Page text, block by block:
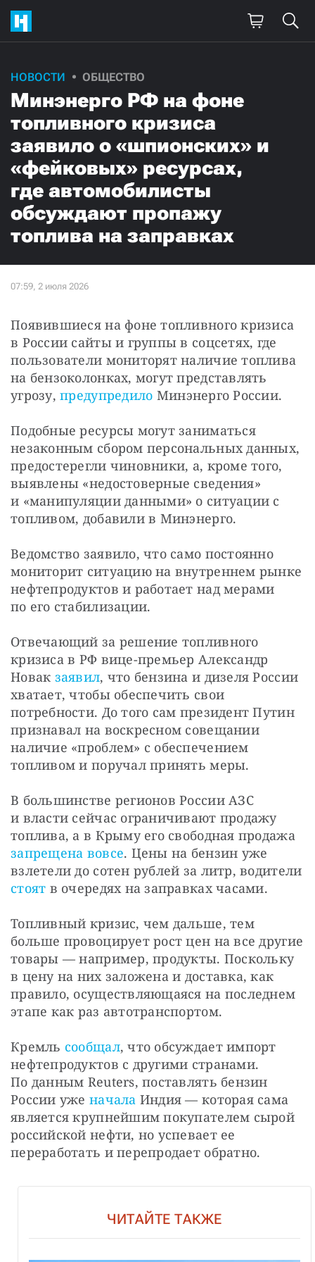
НОВОСТИ ОБЩЕСТВО
Минэнерго РФ на фоне
топливного кризиса
заявило о «шпионских» и
«фейковых» ресурсах,
где автомобилисты
обсуждают пропажу
топлива на заправках
Появившиеся на фоне топливного кризиса
в России сайты и группы в соцсетях, где
пользователи мониторят наличие топлива
на бензоколонках, могут представлять
угрозу, предупредило Минэнерго России.
Подобные ресурсы могут заниматься
незаконным сбором персональных данных,
предостерегли чиновники, а, кроме того,
выявлены «недостоверные сведения»
и «манипуляции данными» о ситуации с
топливом, добавили в Минэнерго.
Ведомство заявило, что само постоянно
мониторит ситуацию на внутреннем рынке
нефтепродуктов и работает над мерами
по его стабилизации.
Отвечающий за решение топливного
кризиса в РФ вице-премьер Александр
Новак заявил, что бензина и дизеля России
хватает, чтобы обеспечить свои
потребности. До того сам президент Путин
признавал на воскресном совещании
наличие «проблем» с обеспечением
топливом и поручал принять меры.
В большинстве регионов России АЗС
и власти сейчас ограничивают продажу
запрещена вовсе. Цены на бензин уже
стоят в очередях на заправках часами.
Топливный кризис, чем дальше, тем
больше провоцирует рост цен на все другие
товары — например, продукты. Поскольку
в цену на них заложена и доставка, как
правило, осуществляющаяся на последнем
этапе как раз автотранспортом.
Кремль сообщал, что обсуждает импорт
нефтепродуктов с другими странами.
По данным Reuters, поставлять бензин
России уже начала Индия — которая сама
является крупнейшим покупателем сырой
российской нефти, но успевает ее
переработать и перепродает обратно.
ЧИТАЙТЕ ТАКЖЕ